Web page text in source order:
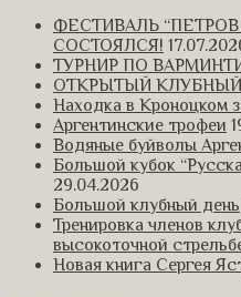
ФЕСТИВАЛЬ “ПЕТРОВ
СОСТОЯЛСЯ!
ТУРНИР ПО
ОТКРЫТЫЙ
Находка в Кроноцком
Аргентинские трофеи
Водяные буйволы
Большой кубок
29.04.2026
Большой клубный день
Тренировка членов
высокоточной
Новая книга Сергея